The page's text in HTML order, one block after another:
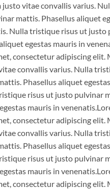
vitae convallis varius.
mattis. Phasellus aliquet
Nulla tristique risus ut justo
egestas mauris in
consectetur adipiscing elit.
convallis varius. Nulla
Phasellus aliquet
risus ut justo pulvinar
mauris in
consectetur adipiscing elit.
convallis varius. Nulla
Phasellus aliquet
risus ut justo pulvinar
mauris in
consectetur adipiscing elit.